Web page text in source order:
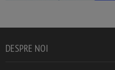
DESPRE NOI